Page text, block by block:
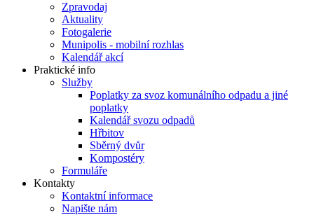
Zpravodaj
Aktuality
Fotogalerie
Munipolis - mobilní rozhlas
Kalendář akcí
Praktické info
Služby
Poplatky za svoz komunálního odpadu a jiné
poplatky
Kalendář svozu odpadů
Hřbitov
Sběrný dvůr
Kompostéry
Formuláře
Kontakty
Kontaktní informace
Napište nám